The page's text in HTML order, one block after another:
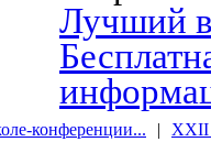
Лучший
конференции... | XXII